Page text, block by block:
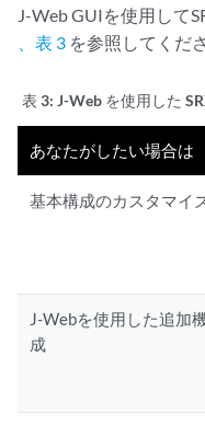
J-Web GUIを使用して
、表 3 を参照してくだ
表 3: J-Web を使用した
あなたがしたい場合は
基本構成のカスタマイ
J-Webを使用した追加
成